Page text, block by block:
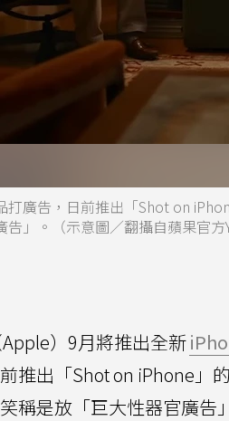
打廣告，日前推出「Shot on
」。（示意圖／翻攝自蘋果官方
Apple）9月將推出全新
前推出「Shot on iPhone」
笑稱是放「巨大性器官廣